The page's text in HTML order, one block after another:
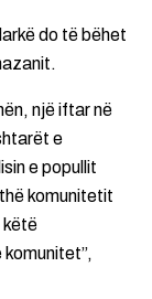
do të bëhet
një iftar në
e
e popullit
komunitetit
këtë